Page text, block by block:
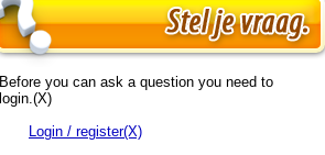
Before you can ask a question you need to
login.(X)
Login / register(X)